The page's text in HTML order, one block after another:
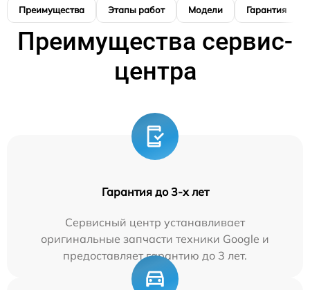
Преимущества Этапы работ Модели Гарантия
Преимущества сервис-
центра
Гарантия до 3-х лет
Сервисный центр устанавливает
оригинальные запчасти техники Google и
предоставляет гарантию до 3 лет.